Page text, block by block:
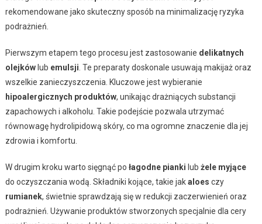
rekomendowane jako skuteczny sposób na minimalizację ryzyka
podrażnień.
Pierwszym etapem tego procesu jest zastosowanie delikatnych
olejkówlub emulsji . Te preparaty doskonale usuwają makijaż oraz
wszelkie zanieczyszczenia. Kluczowe jest wybieranie
hipoalergicznych produktów, unikając drażniących substancji
zapachowych i alkoholu. Takie podejście pozwala utrzymać
równowagę hydrolipidową skóry, co ma ogromne znaczenie dla jej
zdrowia i komfortu.
W drugim kroku warto sięgnąć po łagodne pianki lub żele myjące
do oczyszczania wodą. Składniki kojące, takie jakaloes czy
rumianek, świetnie sprawdzają się w redukcji zaczerwienień oraz
podrażnień. Używanie produktów stworzonych specjalnie dla cery